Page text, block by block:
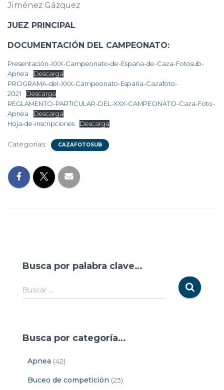
Jiménez Gázquez
JUEZ PRINCIPAL:
DOCUMENTACIÓN DEL CAMPEONATO:
Presentación-XXX-Campeonato-de-España-de-Caza-Fotosub-
Apnea
Descarga
PROGRAMA-del-XXX-Campeonato-España-Cazafoto-
2021
Descarga
REGLAMENTO-PARTICULAR-DEL-XXX-CAMPEONATO-Caza-Foto-
Apnea
Descarga
Hoja-de-inscripciones
Descarga
Categorías: CAZAFOTOSUB
Busca por palabra clave…
Buscar …
Busca por categoría…
Apnea (42)
Buceo de competición (23)